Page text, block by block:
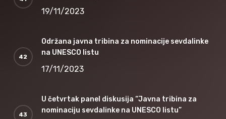
19/11/2023
Održana javna tribina za nominacije sevdalinke
na UNESCO listu
17/11/2023
U četvrtak panel diskusija “Javna tribina za
nominaciju sevdalinke na UNESCO listu”